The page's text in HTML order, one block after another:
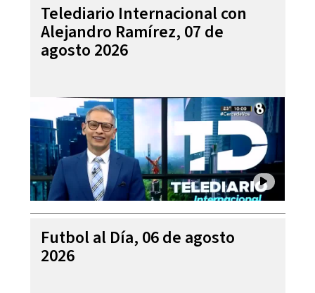
Telediario Internacional con
Alejandro Ramírez, 07 de
agosto 2026
Futbol al Día, 06 de agosto
2026